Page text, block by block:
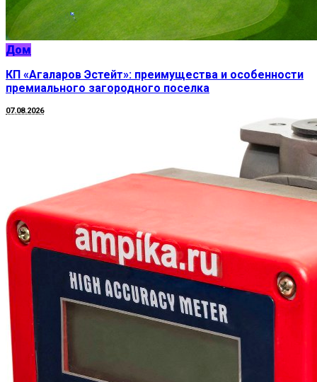
Дом
КП «Агаларов Эстейт»: преимущества и особенности
премиального загородного поселка
07.08.2026